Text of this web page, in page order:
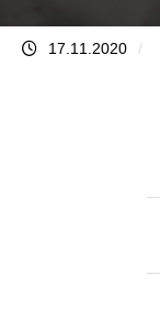
17.11.2020 /